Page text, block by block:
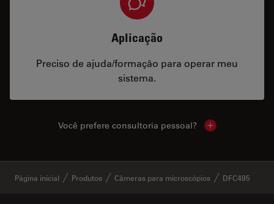
Aplicação
Preciso de ajuda/formação para operar meu
sistema.
Você prefere consultoria pessoal? Show local
Página inicial Produtos Câmeras para microscópios DFC495